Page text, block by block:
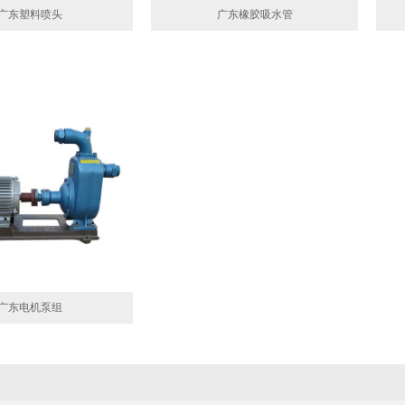
东塑料喷头 广东橡胶吸水管
东电机泵组